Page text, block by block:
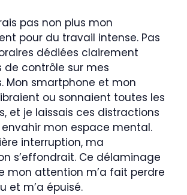
pas non plus mon
pour du travail intense. Pas
dédiées clairement
de contrôle sur mes
Mon smartphone et mon
ou sonnaient toutes les
et je laissais ces distractions
mon espace mental.
interruption, ma
s’effondrait. Ce délaminage
mon attention m’a fait perdre
et m’a épuisé.